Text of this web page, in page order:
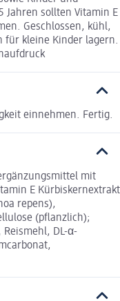
Jahren sollten Vitamin E
Geschlossen, kühl,
für kleine Kinder lagern.
einnehmen. Fertig.
mit
E Kürbiskernextrakt
repens),
(pflanzlich);
DL-α-